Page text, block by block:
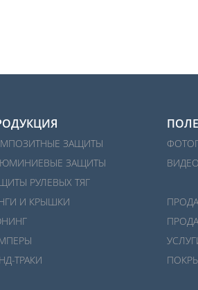
ЗАЩИТЫ
ЗАЩИТЫ
РУЛЕВЫХ ТЯГ
И КРЫШКИ
ТРАКИ